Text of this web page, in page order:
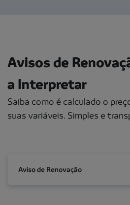
Avisos de
a Interpretar
Saiba como é calculado o
suas variáveis. Simples e
Aviso de Renovação